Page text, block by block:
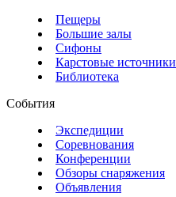
Пещеры
Большие залы
Сифоны
Карстовые источники
Библиотека
События
Экспедиции
Соревнования
Конференции
Обзоры снаряжения
Объявления